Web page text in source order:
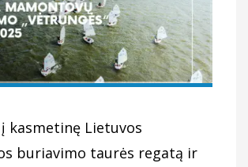
į kasmetinę Lietuvos
buriavimo taurės regatą ir